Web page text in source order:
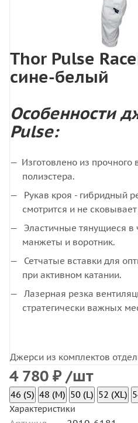
Thor Pulse
сине-белый
Особенности
Pulse:
Изготовлено из прочного
полиэстера.
Рукав кроя - гибридный
смотрится и не
Эластичные тянущиеся
манжеты и воротник.
Сетчатые вставки для
при активном катании.
Лазерная резка
стратегически важных
Джерси из комплектов
4 780 ₽ /шт
46 (S) 48 (M) 50 (L) 52 (XL)
Характеристики